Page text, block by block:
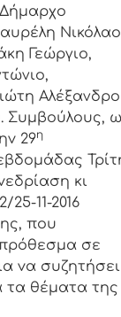
Γεώργιο,
Αλέξανδρο
Συμβoύλoυς,
29η
κι
11-2016
πoυ
σε
vα συζητήσει
τα θέματα της